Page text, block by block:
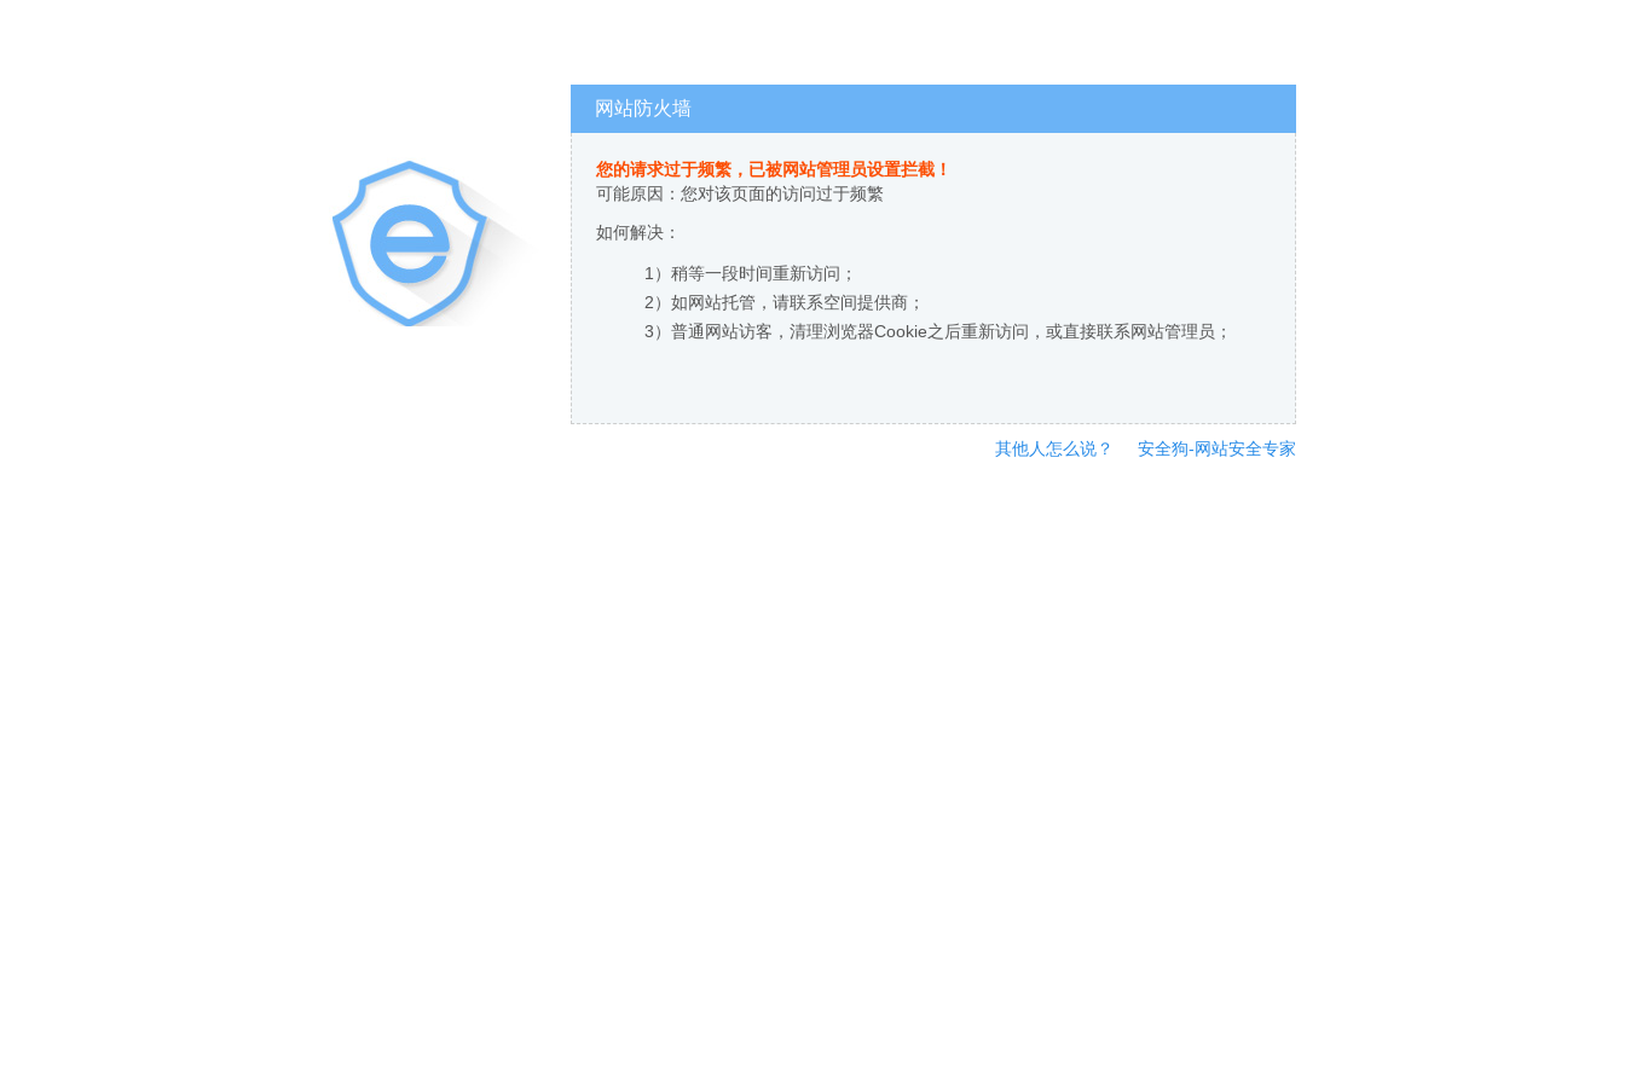
网站防火墙
您的请求过于频繁，已被网站管理员设置拦截！
可能原因：您对该页面的访问过于频繁
如何解决：
1）稍等一段时间重新访问；
2）如网站托管，请联系空间提供商；
3）普通网站访客，清理浏览器Cookie之后重新访问，或直接联系网站管理员；
其他人怎么说？ 安全狗-网站安全专家